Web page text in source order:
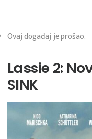
Ovaj događaj je prošao.
Lassie 2:
SINK